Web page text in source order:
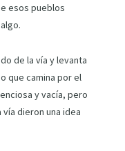
esos pueblos
de la vía y levanta
que camina por el
y vacía, pero
vía dieron una idea